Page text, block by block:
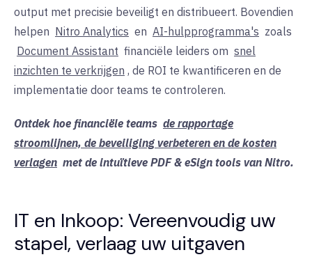
output met precisie beveiligt en distribueert. Bovendien
helpen Nitro Analytics en AI-hulpprogramma's zoals
Document Assistant financiële leiders om snel
inzichten te verkrijgen , de ROI te kwantificeren en de
implementatie door teams te controleren.
Ontdek hoe financiële teams de rapportage
stroomlijnen, de beveiliging verbeteren en de kosten
verlagen met de intuïtieve PDF & eSign tools van Nitro.
IT en Inkoop: Vereenvoudig uw
stapel, verlaag uw uitgaven